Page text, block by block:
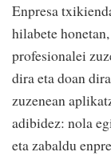
Enpresa
hilabete
profesionalei
dira eta doan
zuzenean
adibidez: nola
eta zabaldu